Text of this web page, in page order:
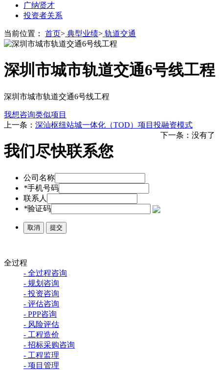
广纳贤才
投资者关系
当前位置： 首页> 典型业绩> 轨道交通
深圳市城市轨道交通6号线工程
深圳市城市轨道交通6号线工程
我想咨询类似项目
上一条： 深汕枢纽站城一体化（TOD）项目投融资模式
下一条： 没有了
我们尽快联系您
公司名称
*手机号码
联系人
*验证码
取消 提交
全过程
- 全过程咨询
- 规划咨询
- 投资咨询
- 评估咨询
- PPP咨询
- 风险评估
- 工程造价
- 招标采购咨询
- 工程监理
- 项目管理